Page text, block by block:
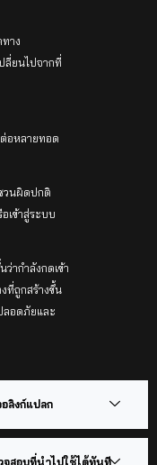
าง
ลี่ยนไปจากที่
อหลายทอด
วนผิดปกติ
เข้าสู่ระบบ
ว่ากำลังกดเข้า
ที่ถูกสร้างขึ้น
ลอดภัยและ
ลิงก์แปลก
สอบที่นำไปใช้ได้ทันที